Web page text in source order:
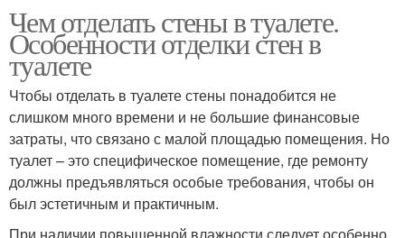
Чем отделать стены в туалете.
Особенности отделки стен в
туалете
Чтобы отделать в туалете стены понадобится не
слишком много времени и не большие финансовые
затраты, что связано с малой площадью помещения. Но
туалет – это специфическое помещение, где ремонту
должны предъявляться особые требования, чтобы он
был эстетичным и практичным.